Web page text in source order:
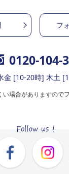
フ
0120-104-
金 [10-20時] 木土
場合がありますので